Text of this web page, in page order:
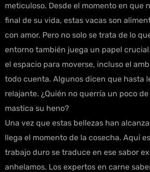
meticuloso. Desde el momento en que
final de su vida, estas vacas son
con amor. Pero no solo se trata de lo
entorno también juega un papel
el espacio para moverse, incluso el
todo cuenta. Algunos dicen que hasta
relajante. ¿Quién no querría un poco
mastica su heno?
Una vez que estas bellezas han
llega el momento de la cosecha. Aquí
trabajo duro se traduce en ese sabor
anhelamos. Los expertos en carne